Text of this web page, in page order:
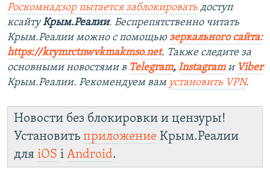
Роскомнадзор пытается заблокировать доступ
ксайтуКрым.Реалии. Беспрепятственно читать
Крым.Реалии можно с помощью зеркального сайта:
https://krymrctnwvkmakmso.net. Также следите за
основными новостями в Telegram, Instagramи Viber
Крым.Реалии. Рекомендуем вам установить VPN.
Новости без блокировки и цензуры!
Установить приложение Крым.Реалии
для iOS і Android.